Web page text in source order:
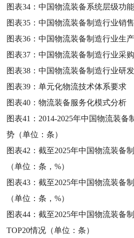
图表34：中国物流装备系统层级功
图表35：中国物流装备制造行业销
图表36：中国物流装备制造行业生
图表37：中国物流装备制造行业采
图表38：中国物流装备制造行业研
图表39：单元化物流技术体系要求
图表40：物流装备服务化模式分析
图表41： 2014-2025年中国物流装
势（单位：条）
图表42：截至2025年中国物流装备
（单位：条，%）
图表43：截至2025年中国物流装备
（单位：条，%）
图表44：截至2025年中国物流装备
TOP20情况（单位：条）